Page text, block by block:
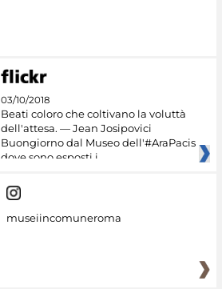
03/10/2018
Beati coloro che coltivano la voluttà
dell'attesa. — Jean Josipovici
Buongiorno dal Museo dell'#AraPacis
dove sono esposti i
museiincomuneroma